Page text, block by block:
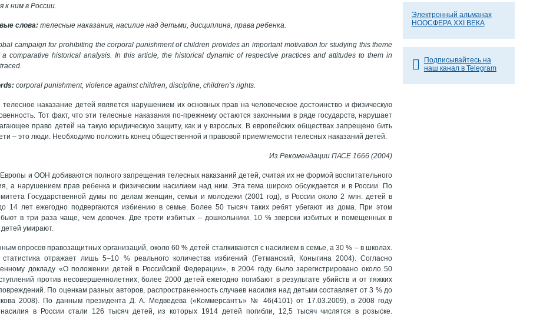
к ним в России.
слова: телесные наказания, насилие над детьми, дисциплина, права ребенка.
campaign for prohibiting the corporal punishment of children provides an important motivation for studying this theme
comparative historical analysis. In this article, the historical dynamic of respective practices and attitudes to them in
corporal punishment, violence against children, discipline, children’s rights.
наказание детей является нарушением их основных прав на человеческое достоинство и физическую
Тот факт, что эти телесные наказания по-прежнему остаются законными в ряде государств, нарушает
право детей на такую юридическую защиту, как и у взрослых. В европейских обществах запрещено бить
– это люди. Необходимо положить конец общественной и правовой приемлемости телесных наказаний детей.
Из Рекомендации ПАСЕ 1666 (2004)
и ООН добиваются полного запрещения телесных наказаний детей, считая их не формой воспитательного
а нарушением прав ребенка и физическим насилием над ним. Эта тема широко обсуждается и в России. По
Государственной думы по делам женщин, семьи и молодежи (2001 год), в России около 2 млн. детей в
14 лет ежегодно подвергаются избиению в семье. Более 50 тысяч таких ребят убегают из дома. При этом
бьют в три раза чаще, чем девочек. Две трети избитых – дошкольники. 10 % зверски избитых и помещенных в
умирают.
опросов правозащитных организаций, около 60 % детей сталкиваются с насилием в семье, а 30 % – в школах.
статистика отражает лишь 5–10 % реального количества избиений (Гетманский, Коныгина 2004). Согласно
докладу «О положении детей в Российской Федерации», в 2004 году было зарегистрировано около 50
против несовершеннолетних, более 2000 детей ежегодно погибают в результате убийств и от тяжких
По оценкам разных авторов, распространенность случаев насилия над детьми составляет от 3 % до
2008). По данным президента Д. А. Медведева («Коммерсантъ» № 46(4101) от 17.03.2009), в 2008 году
в России стали 126 тысяч детей, из которых 1914 детей погибли, 12,5 тысяч числятся в розыске.
Электронный альманах
НООСФЕРА XXI ВЕКА
Подписывайтесь на
наш канал в Telegram